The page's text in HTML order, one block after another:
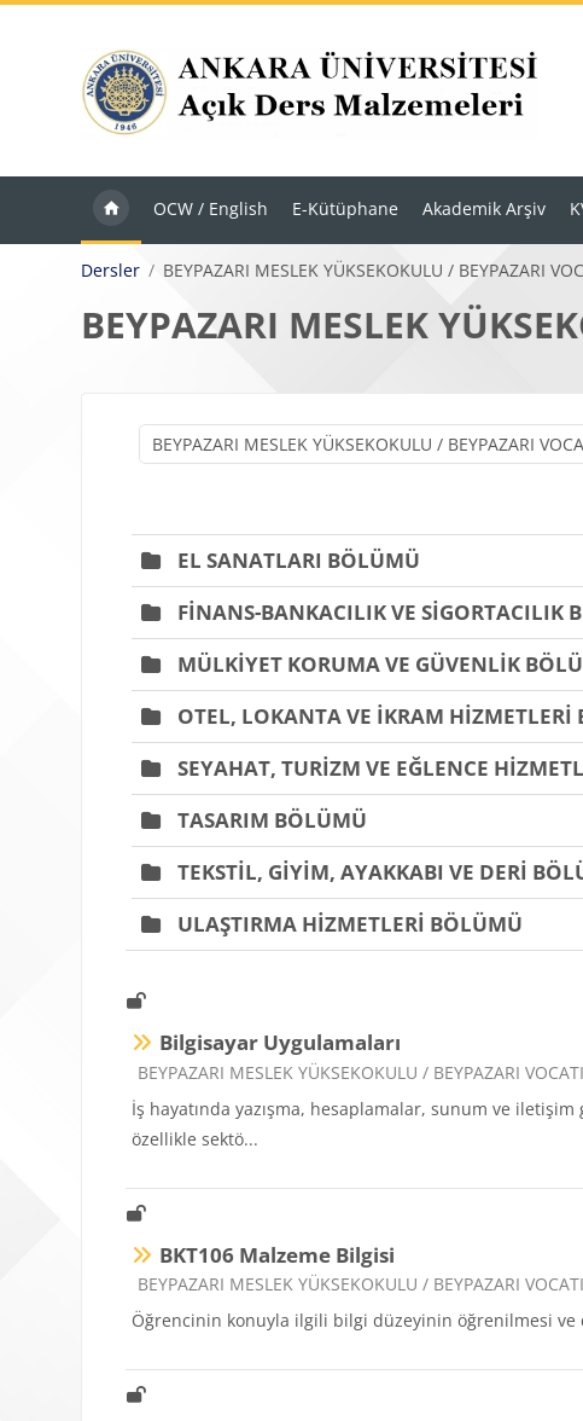
OCW / English E-Kütüphane Akademik Arşiv
Dersler BEYPAZARI MESLEK YÜKSEKOKULU / BEYPAZARI
BEYPAZARI MESLEK
EL SANATLARI BÖLÜMÜ
FİNANS-BANKACILIK VE SİGORTACILIK
MÜLKİYET KORUMA VE GÜVENLİK
OTEL, LOKANTA VE İKRAM HİZMETLERİ
SEYAHAT, TURİZM VE EĞLENCE
TASARIM BÖLÜMÜ
TEKSTİL, GİYİM, AYAKKABI VE DERİ
ULAŞTIRMA HİZMETLERİ BÖLÜMÜ
Bilgisayar Uygulamaları
Ders kategorisi
BEYPAZARI MESLEK YÜKSEKOKULU / BEYPAZARI
İş hayatında yazışma, hesaplamalar, sunum ve
özellikle sektö...
BKT106 Malzeme Bilgisi
Ders kategorisi
BEYPAZARI MESLEK YÜKSEKOKULU / BEYPAZARI
Öğrencinin konuyla ilgili bilgi düzeyinin öğrenilmesi ve